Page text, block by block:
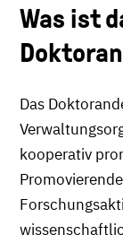
Was ist
Das
kooperativ